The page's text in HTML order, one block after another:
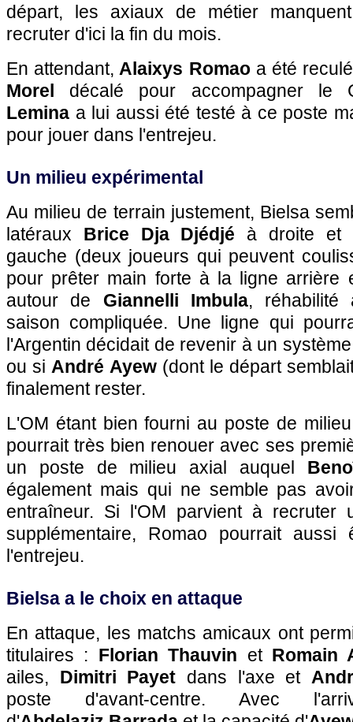
départ, les axiaux de métier
recruter d'ici la fin du mois.
En attendant, Alaixys Romao a été
Morel décalé pour accompagner le
Lemina a lui aussi été testé à ce poste
pour jouer dans l'entrejeu.
Un milieu expérimental
Au milieu de terrain justement, Bielsa
latéraux Brice Dja Djédjé à droite et
gauche (deux joueurs qui peuvent
pour prêter main forte à la ligne arrière
autour de Giannelli Imbula, réhabilité
saison compliquée. Une ligne qui
l'Argentin décidait de revenir à un
ou si André Ayew(dont le départ
finalement rester.
L'OM étant bien fourni au poste de
pourrait très bien renouer avec ses
un poste de milieu axial auquel
également mais qui ne semble pas
entraîneur. Si l'OM parvient à recruter
supplémentaire, Romao pourrait aussi
l'entrejeu.
Bielsa a le choix en attaque
En attaque, les matchs amicaux ont
titulaires : Florian Thauvin et Romain
ailes, Dimitri Payet dans l'axe et
poste d'avant-centre. Avec